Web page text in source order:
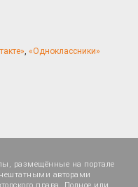
, «Одноклассники»
размещённые на портале
авторами